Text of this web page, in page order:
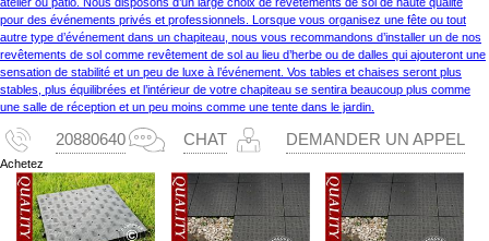
pour des événements privés et professionnels. Lorsque vous organisez une fête ou tout
autre type d’événement dans un chapiteau, nous vous recommandons d’installer un de nos
revêtements de sol comme revêtement de sol au lieu d’herbe ou de dalles qui ajouteront une
sensation de stabilité et un peu de luxe à l’événement. Vos tables et chaises seront plus
stables, plus équilibrées et l’intérieur de votre chapiteau se sentira beaucoup plus comme
une salle de réception et un peu moins comme une tente dans le jardin.
20880640 CHAT DEMANDER UN APPEL
Achetez